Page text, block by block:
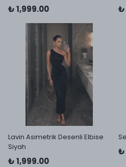
₺ 1,999.00 ₺
Lavin Asimetrik Desenli Elbise
Siyah
₺ 1,999.00
₺